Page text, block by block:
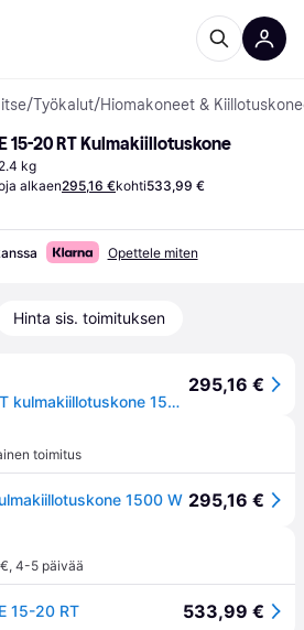
/Työkalut/Hiomakoneet &
15-20 RT Kulmakiillotuskone
kg
alkaen295,16 €kohti533,99 €
Opettele miten
Hinta sis. toimituksen
Metabo PE 15-20 RT kulmakiillotuskone 1500 W
295,16 €
toimitus
1500 W 295,16 €
, 4-5 päivää
15-20 RT 533,99 €